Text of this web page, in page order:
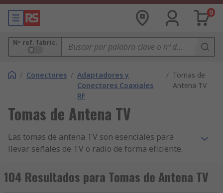
0
Nº ref. fabric.
/ Conectores / Adaptadores y
Conectores Coaxiales
RF
/ Tomas de
Antena TV
Tomas de Antena TV
Las tomas de antena TV son esenciales para
llevar señales de TV o radio de forma eficiente.
televisión, y el otro extremo se conecta a la toma
de antena. Descubre nuestra gama en RS:
104 Resultados para Tomas de Antena TV